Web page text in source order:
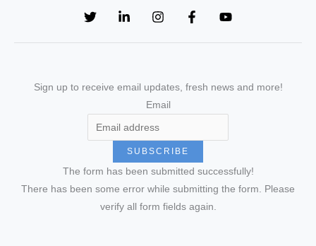
Sign up to receive email updates, fresh news and more!
Email
SUBSCRIBE
The form has been submitted successfully!
There has been some error while submitting the form. Please
verify all form fields again.